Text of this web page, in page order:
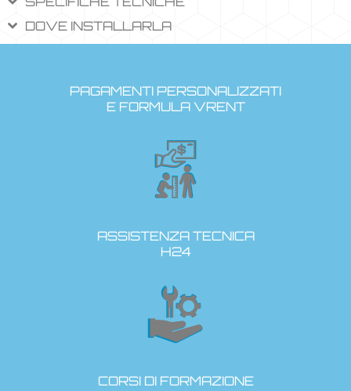
DOVE INSTALLARLA
PAGAMENTI PERSONALIZZATI
E FORMULA VRENT
ASSISTENZA TECNICA
H24
CORSI DI FORMAZIONE